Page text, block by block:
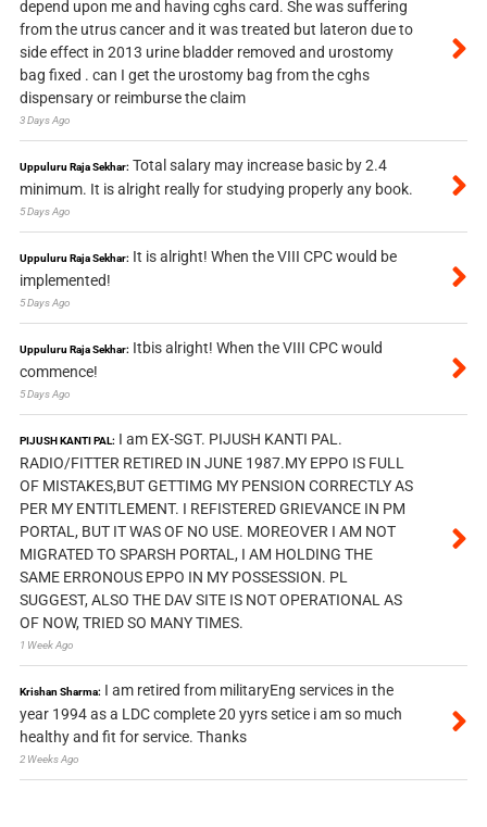
depend upon me and having cghs card. She was suffering
from the utrus cancer and it was treated but lateron due to
side effect in 2013 urine bladder removed and urostomy
bag fixed . can I get the urostomy bag from the cghs
dispensary or reimburse the claim
3 Days Ago
Uppuluru Raja Sekhar: Total salary may increase basic by 2.4
minimum. It is alright really for studying properly any book.
5 Days Ago
Uppuluru Raja Sekhar: It is alright! When the VIII CPC would be
implemented!
5 Days Ago
Uppuluru Raja Sekhar: Itbis alright! When the VIII CPC would
commence!
5 Days Ago
PIJUSH KANTI PAL: I am EX-SGT. PIJUSH KANTI PAL.
RADIO/FITTER RETIRED IN JUNE 1987.MY EPPO IS FULL
OF MISTAKES,BUT GETTIMG MY PENSION CORRECTLY AS
PER MY ENTITLEMENT. I REFISTERED GRIEVANCE IN PM
PORTAL, BUT IT WAS OF NO USE. MOREOVER I AM NOT
MIGRATED TO SPARSH PORTAL, I AM HOLDING THE
SAME ERRONOUS EPPO IN MY POSSESSION. PL
SUGGEST, ALSO THE DAV SITE IS NOT OPERATIONAL AS
OF NOW, TRIED SO MANY TIMES.
1 Week Ago
Krishan Sharma: I am retired from militaryEng services in the
year 1994 as a LDC complete 20 yyrs setice i am so much
healthy and fit for service. Thanks
2 Weeks Ago